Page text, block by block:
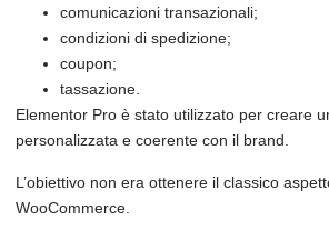
comunicazioni transazionali;
condizioni di spedizione;
coupon;
tassazione.
Elementor Pro è stato utilizzato per creare
personalizzata e coerente con il brand.
L’obiettivo non era ottenere il classico
WooCommerce.